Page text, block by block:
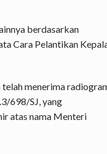
berdasarkan
Cara Pelantikan
menerima
698/SJ, yang
atas nama Menteri